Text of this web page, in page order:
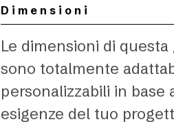
Dimensioni
Le dimensioni di questa
sono totalmente
personalizzabili in base
esigenze del tuo